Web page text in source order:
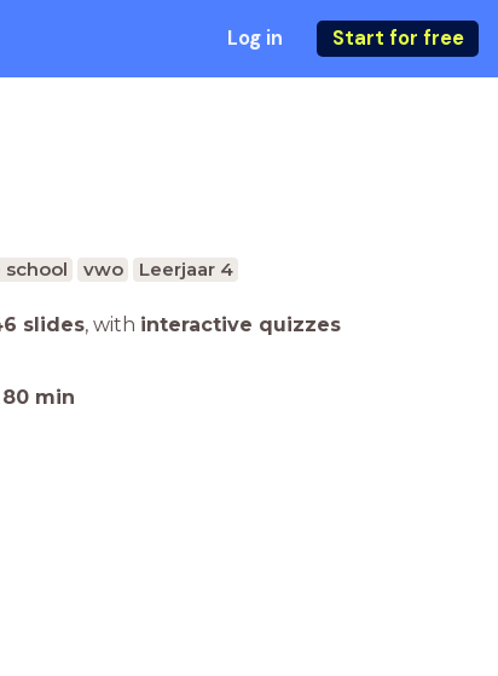
Log in Start for free
school vwo Leerjaar 4
slides, with interactive quizzes
80 min